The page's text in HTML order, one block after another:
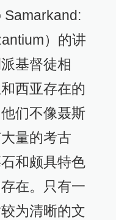
Samarkand:
）的讲
基督徒相
西亚存在的
们不像聂斯
量的考古
和颇具特色
在。只有一
为清晰的文